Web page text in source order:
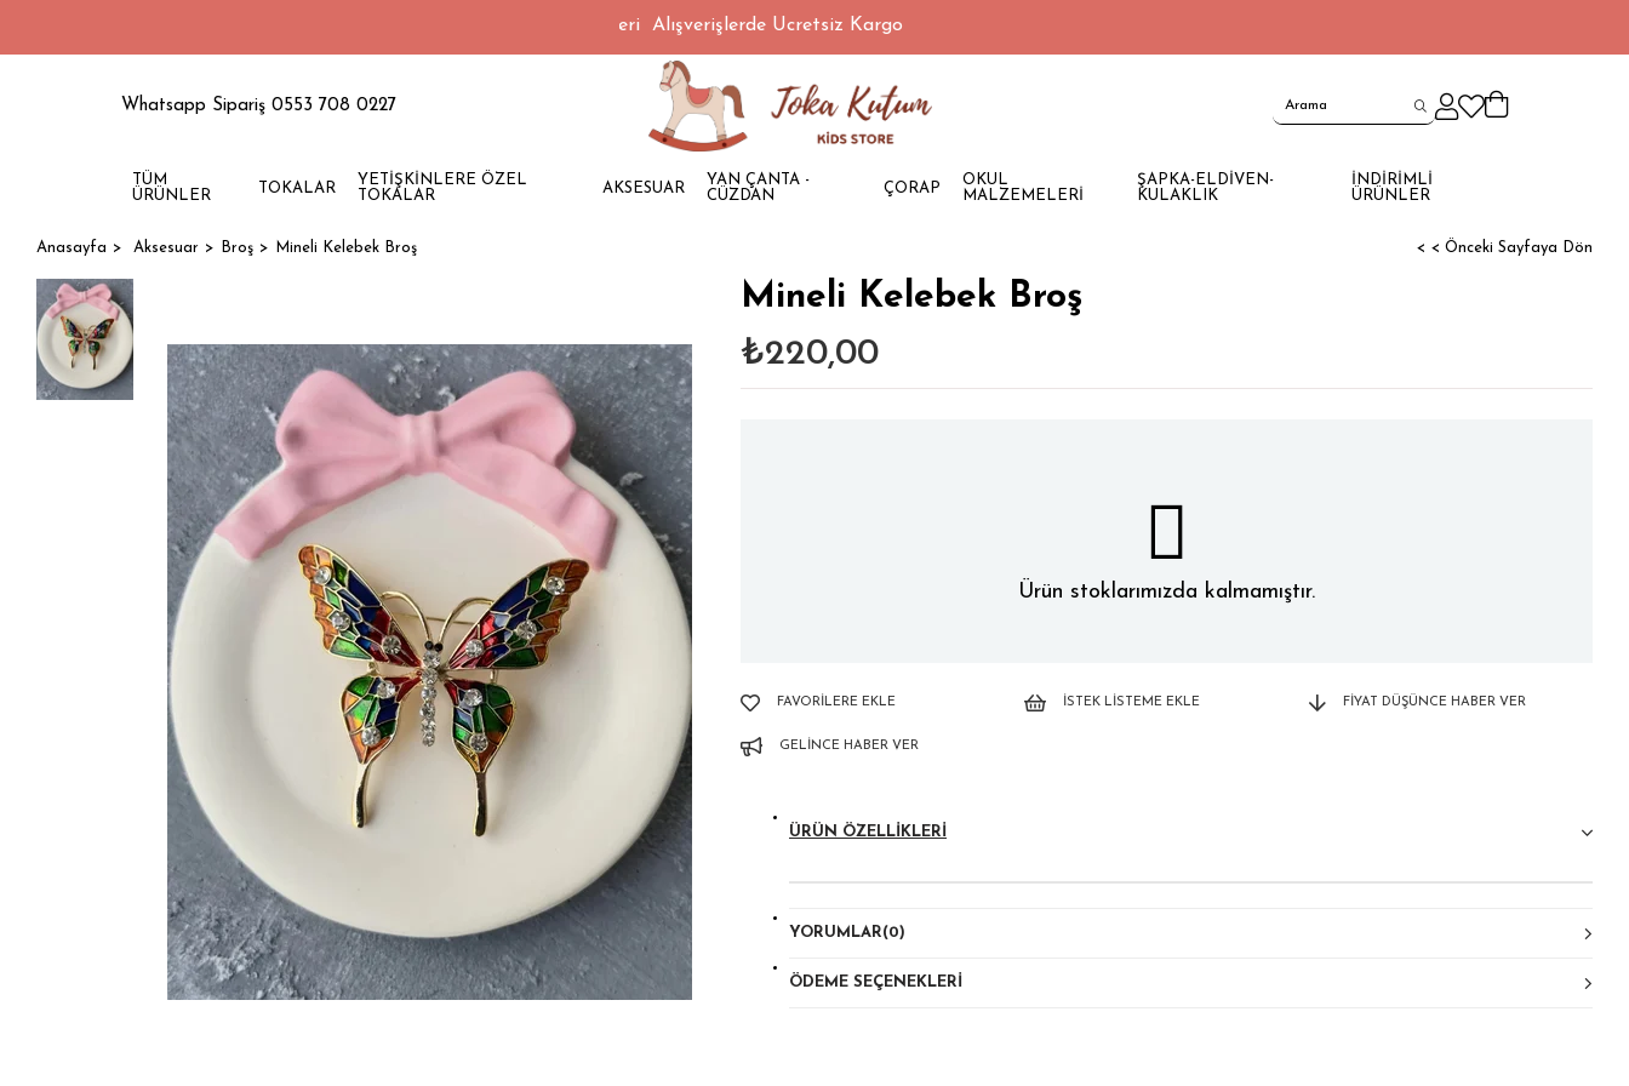
1500 TL Üzeri Alışverişlerde Ücretsiz Kargo
Whatsapp Sipariş 0553 708 0227
TÜM
ÜRÜNLER
TOKALAR
YETİŞKİNLERE ÖZEL
TOKALAR
AKSESUAR
YAN ÇANTA -
CÜZDAN
ÇORAP
OKUL
MALZEMELERİ
ŞAPKA-ELDİVEN-
KULAKLIK
İNDİRİMLİ
ÜRÜNLER
Anasayfa Aksesuar Broş Mineli Kelebek Broş < < Önceki Sayfaya Dön
Mineli Kelebek Broş
₺220,00
Ürün stoklarımızda kalmamıştır.
FAVORILERE EKLE İSTEK LISTEME EKLE FIYAT DÜŞÜNCE HABER VER
GELINCE HABER VER
ÜRÜN ÖZELLIKLERI
YORUMLAR(0)
ÖDEME SEÇENEKLERI